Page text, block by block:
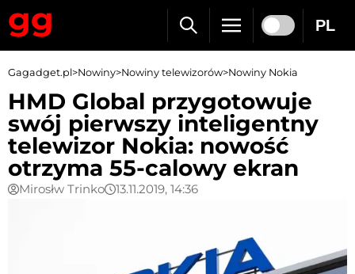
PL
Gagadget.pl>Nowiny>Nowiny telewizorów>Nowiny Nokia
HMD Global przygotowuje
swój pierwszy inteligentny
telewizor Nokia: nowość
otrzyma 55-calowy ekran
Mirosłw Trinko 13.11.2019, 14:36